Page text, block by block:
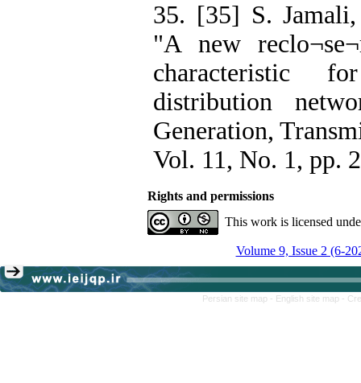
35. [35] S.
"A new
characteristic
distribution
Generation,
Vol. 11, No. 1, pp.
Rights and permissions
This work is licensed
Volume 9, Issue 2 (6-
Persian site map - English site map -